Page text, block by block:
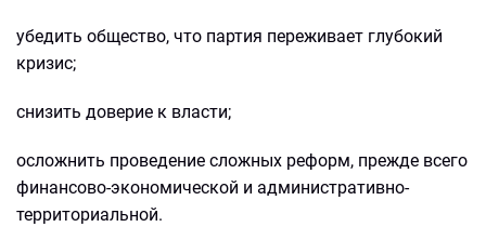
убедить общество, что партия переживает глубокий
кризис;
снизить доверие к власти;
осложнить проведение сложных реформ, прежде всего
финансово-экономической и административно-
территориальной.